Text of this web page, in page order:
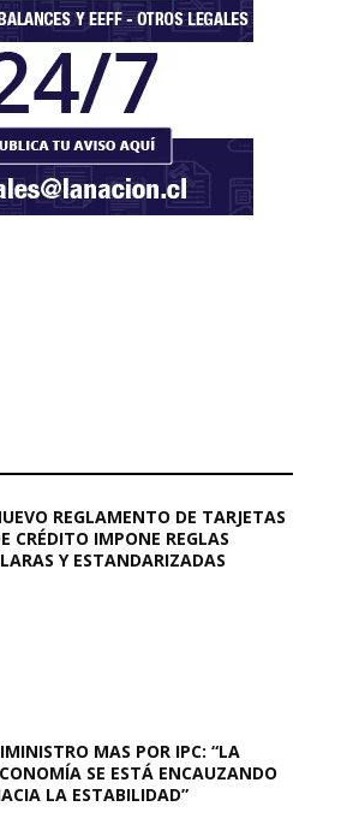
REGLAMENTO DE TARJETAS
CRÉDITO IMPONE REGLAS
Y ESTANDARIZADAS
MAS POR IPC: “LA
SE ESTÁ ENCAUZANDO
LA ESTABILIDAD”